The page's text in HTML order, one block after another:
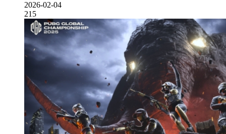
2026-02-04
215